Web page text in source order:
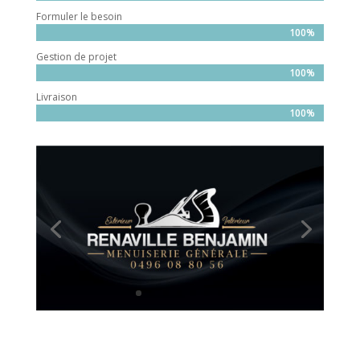
Formuler le besoin
100%
100%
Gestion de projet
100%
100%
Livraison
100%
100%